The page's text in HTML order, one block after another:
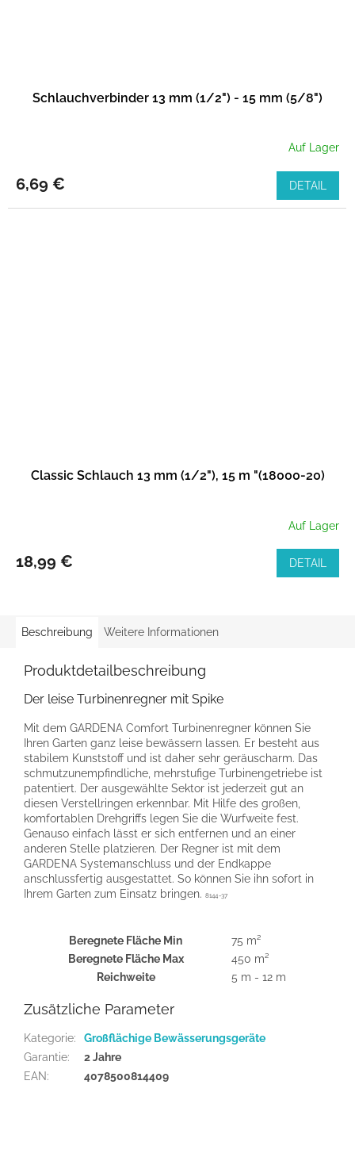
Schlauchverbinder 13 mm (1/2") - 15 mm (5/8")
Auf Lager
6,69 € DETAIL
Classic Schlauch 13 mm (1/2"), 15 m "(18000-20)
Auf Lager
18,99 € DETAIL
Beschreibung Weitere Informationen
Produktdetailbeschreibung
Der leise Turbinenregner mit Spike
Mit dem GARDENA Comfort Turbinenregner können Sie
Ihren Garten ganz leise bewässern lassen. Er besteht aus
stabilem Kunststoff und ist daher sehr geräuscharm. Das
schmutzunempfindliche, mehrstufige Turbinengetriebe ist
patentiert. Der ausgewählte Sektor ist jederzeit gut an
diesen Verstellringen erkennbar. Mit Hilfe des großen,
komfortablen Drehgriffs legen Sie die Wurfweite fest.
Genauso einfach lässt er sich entfernen und an einer
anderen Stelle platzieren. Der Regner ist mit dem
GARDENA Systemanschluss und der Endkappe
anschlussfertig ausgestattet. So können Sie ihn sofort in
Ihrem Garten zum Einsatz bringen. 8144-37
Beregnete Fläche Min
75 m²
Beregnete Fläche Max
450 m²
Reichweite
5 m - 12 m
Zusätzliche Parameter
Kategorie:
Großflächige Bewässerungsgeräte
Garantie:
2 Jahre
EAN: 4078500814409